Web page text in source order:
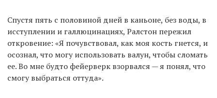
Спустя пять с половиной дней в каньоне, без воды, в
исступлении и галлюцинациях, Ралстон пережил
откровение: «Я почувствовал, как моя кость гнется, и
осознал, что могу использовать валун, чтобы сломать
ее. Во мне будто фейерверк взорвался — я понял, что
смогу выбраться оттуда».